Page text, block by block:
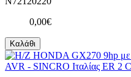
0,00€
Καλάθι